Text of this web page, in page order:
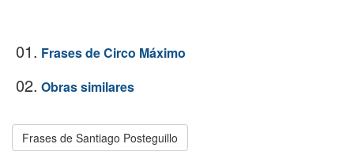
01. Frases de Circo Máximo
02. Obras similares
Frases de Santiago Posteguillo